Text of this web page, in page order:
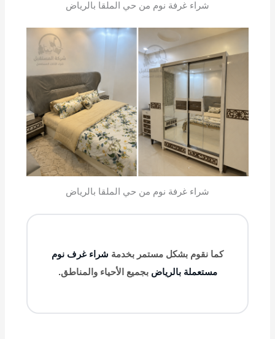
شراء غرفة نوم من حي الملقا بالرياض
شراء غرفة نوم من حي الملقا بالرياض
كما نقوم بشكل مستمر بخدمة شراء غرف نوم
مستعملة بالرياضبجميع الأحياء والمناطق.